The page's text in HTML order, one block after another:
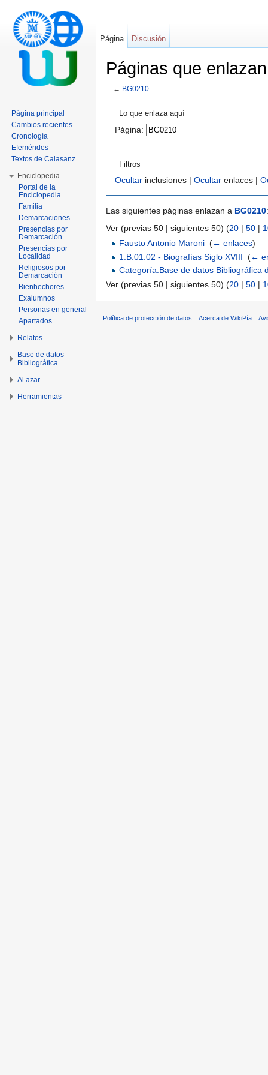
Páginas que
← BG0210
Lo que enlaza aquí
Página:
Filtros
Ocultar inclusiones | Ocultar enlaces |
Las siguientes páginas enlazan a BG0210:
Ver (previas 50 | siguientes 50) (20 | 50 |
Fausto Antonio Maroni (← enlaces)
1.B.01.02 - Biografías Siglo XVIII
(←
Categoría:Base de datos Bibliográfica
Ver (previas 50 | siguientes 50) (20 | 50 |
Página Discusión
Página principal
Cambios recientes
Cronología
Efemérides
Textos de Calasanz
Enciclopedia
Portal de la
Enciclopedia
Familia
Demarcaciones
Presencias por
Demarcación
Presencias por
Localidad
Religiosos por
Demarcación
Bienhechores
Exalumnos
Personas en general
Apartados
Relatos
Base de datos
Bibliográfica
Al azar
Herramientas
Política de protección de datos Acerca de WikiPía